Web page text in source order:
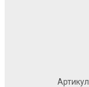
Артикул